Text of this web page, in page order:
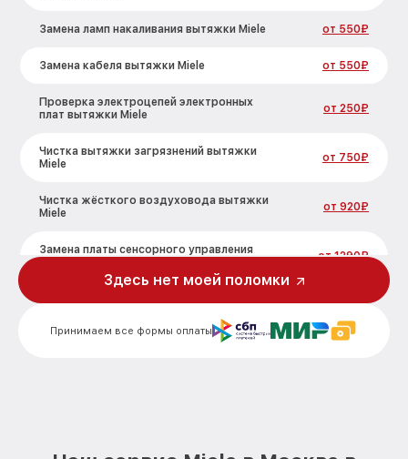
Замена ламп накаливания вытяжки Miele от 550₽
Замена кабеля вытяжки Miele от 550₽
Проверка электроцепей электронных
плат вытяжки Miele
от 250₽
Чистка вытяжки загрязнений вытяжки
Miele
от 750₽
Чистка жёсткого воздуховода вытяжки
Miele
от 920₽
Замена платы сенсорного управления
от 1290₽
Ремонт двигателя вытяжки Miele от 1790₽
Принимаем все формы оплаты
Здесь нет моей поломки